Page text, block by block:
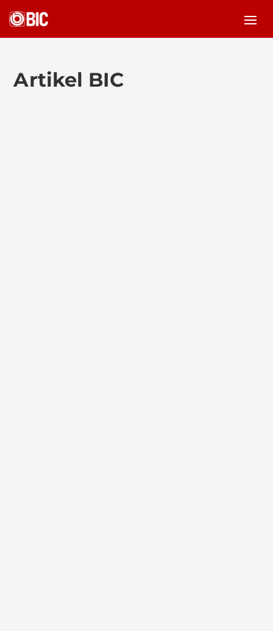
Artikel BIC